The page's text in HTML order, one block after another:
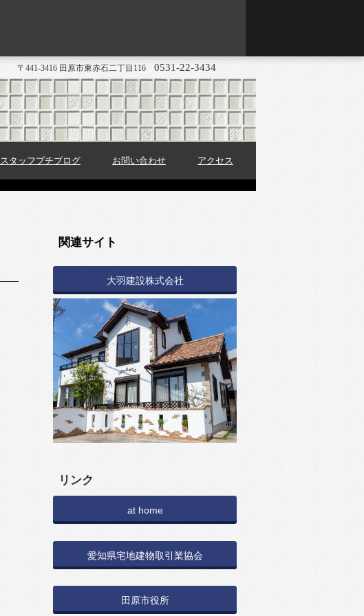
〒441-3416 田原市東赤石二丁目116 0531-22-3434
スタッフプチブログ お問い合わせ アクセス
関連サイト
大羽建設株式会社
リンク
at home
愛知県宅地建物取引業協会
田原市役所